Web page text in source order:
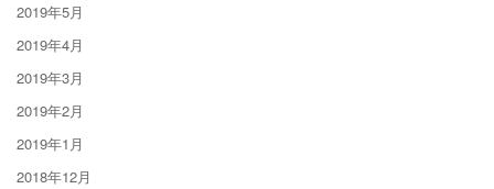
2019年5月
2019年4月
2019年3月
2019年2月
2019年1月
2018年12月